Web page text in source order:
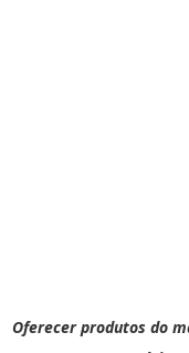
Oferecer produtos do